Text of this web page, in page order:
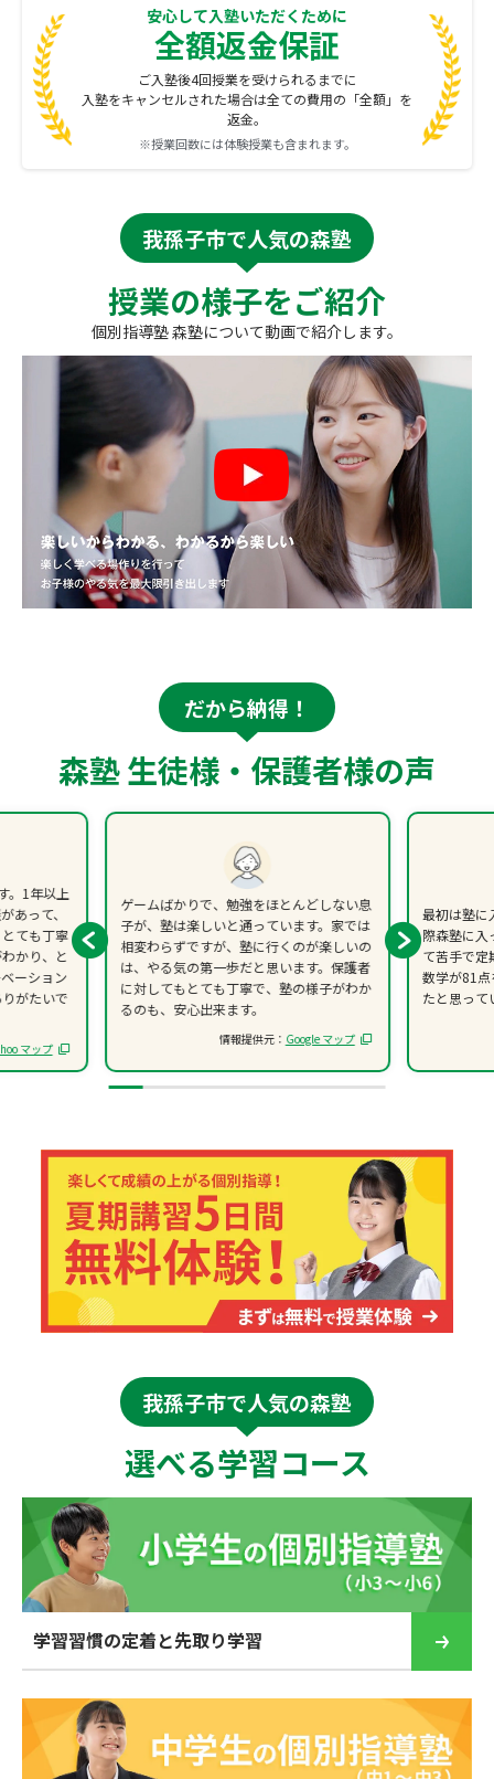
安心して入塾いただくために
全額返金保証
ご入塾後4回授業を受けられるまでに
入塾をキャンセルされた場合は全ての費用の「全額」を
返金。
※授業回数には体験授業も含まれます。
我孫子市で人気の森塾
授業の様子をご紹介
個別指導塾 森塾について動画で紹介します。
だから納得！
森塾 生徒様・保護者様の声
。1年以上
あって、
ても丁寧
かり、と
ーション
がたいで
マップ
ゲームばかりで、勉強をほとんどしない息
子が、塾は楽しいと通っています。家では
相変わらずですが、塾に行くのが楽しいの
は、やる気の第一歩だと思います。保護者
に対してもとても丁寧で、塾の様子がわか
るのも、安心出来ます。
情報提供元： Google マップ
最初は塾に
際森塾に入
て苦手で定
数学が81
たと思って
我孫子市で人気の森塾
選べる学習コース
学習習慣の定着と先取り学習